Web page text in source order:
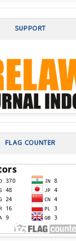
SUPPORT
FLAG COUNTER